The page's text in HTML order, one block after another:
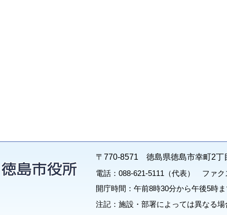
〒770-8571 徳島県徳島市幸町2丁
電話：088-621-5111（代表） ファク
開庁時間：午前8時30分から午後5時
注記：施設・部署によっては異なる